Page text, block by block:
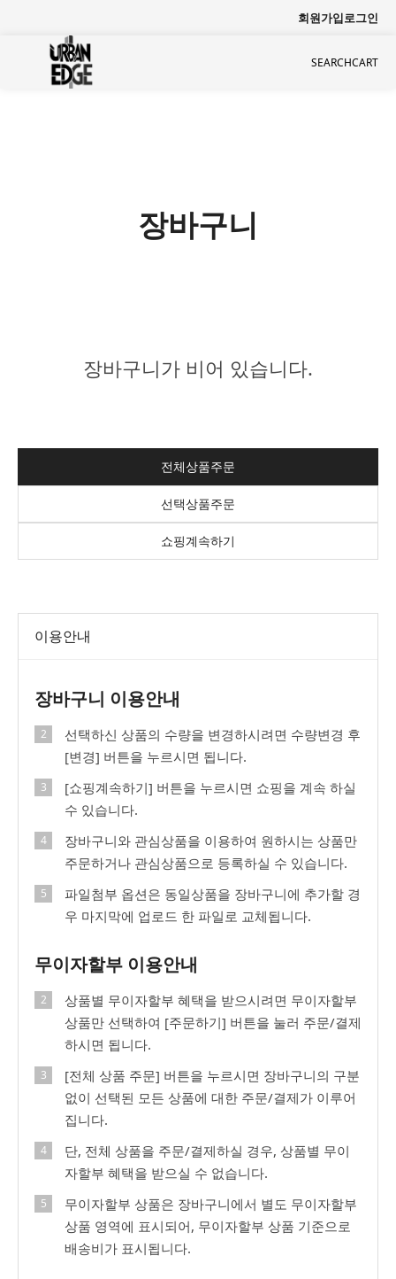
회원가입로그인
SEARCHCART
장바구니
장바구니가 비어 있습니다.
전체상품주문
선택상품주문
쇼핑계속하기
이용안내
장바구니 이용안내
선택하신 상품의 수량을 변경하시려면 수량변경 후
[변경] 버튼을 누르시면 됩니다.
[쇼핑계속하기] 버튼을 누르시면 쇼핑을 계속 하실
수 있습니다.
장바구니와 관심상품을 이용하여 원하시는 상품만
주문하거나 관심상품으로 등록하실 수 있습니다.
파일첨부 옵션은 동일상품을 장바구니에 추가할 경
우 마지막에 업로드 한 파일로 교체됩니다.
무이자할부 이용안내
상품별 무이자할부 혜택을 받으시려면 무이자할부
상품만 선택하여 [주문하기] 버튼을 눌러 주문/결제
하시면 됩니다.
[전체 상품 주문] 버튼을 누르시면 장바구니의 구분
없이 선택된 모든 상품에 대한 주문/결제가 이루어
집니다.
단, 전체 상품을 주문/결제하실 경우, 상품별 무이
자할부 혜택을 받으실 수 없습니다.
무이자할부 상품은 장바구니에서 별도 무이자할부
상품 영역에 표시되어, 무이자할부 상품 기준으로
배송비가 표시됩니다.